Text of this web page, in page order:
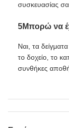
συσκευασίας
5Μπορώ να
Ναι, τα
το δοχείο, το
συνθήκες